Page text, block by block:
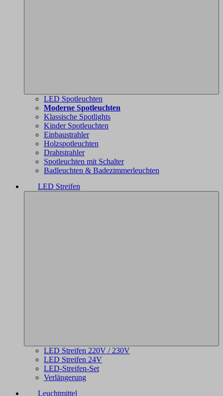
LED Spotleuchten
Moderne Spotleuchten
Klassische Spotlights
Kinder Spotleuchten
Einbaustrahler
Holzspotleuchten
Drahtstrahler
Spotleuchten mit Schalter
Badleuchten & Badezimmerleuchten
LED Streifen
LED Streifen 220V / 230V
LED Streifen 24V
LED-Streifen-Set
Verlängerung
Leuchtmittel